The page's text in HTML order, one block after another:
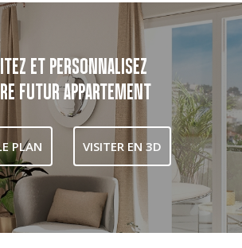
ET PERSONNALISEZ
FUTUR APPARTEMENT
PLAN VISITER EN 3D